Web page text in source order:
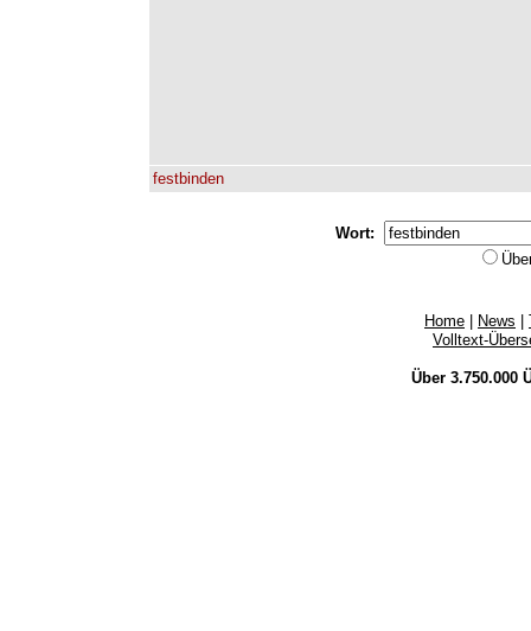
festbinden
Wort:
Home News
Volltext-
Über 3.750.000